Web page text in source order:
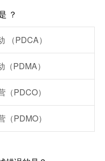
？
（PDCA）
PDMA）
PDCO）
PDMO）